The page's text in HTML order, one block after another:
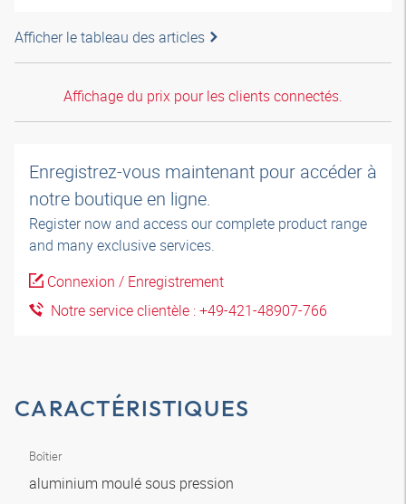
Afficher le tableau des articles
Affichage du prix pour les clients connectés.
Enregistrez-vous maintenant pour accéder à
notre boutique en ligne.
Register now and access our complete product range
and many exclusive services.
Connexion / Enregistrement
Notre service clientèle : +49-421-48907-766
CARACTÉRISTIQUES
Boîtier
aluminium moulé sous pression